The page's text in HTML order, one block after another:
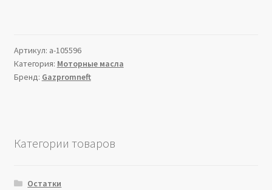
Артикул: a-105596
Категория: Моторные масла
Бренд: Gazpromneft
Категории товаров
Остатки